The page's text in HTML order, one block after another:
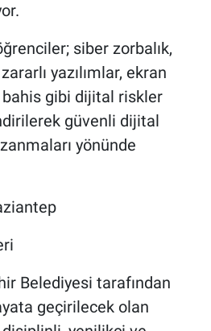
siber zorbalık,
yazılımlar, ekran
bahis gibi dijital riskler
güvenli dijital
yönünde
Belediyesi tarafından
geçirilecek olan